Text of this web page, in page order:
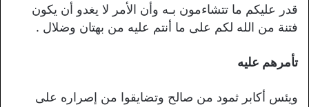
قدر عليكم ما تتشاءمون بـه وأن الأمر لا يغدو أن يكون
فتنة من الله لكم على ما أنتم عليه من بهتان وضلال .
تأمرهم عليه
ويئس أكابر ثمود من صالح وتضايقوا من إصراره على